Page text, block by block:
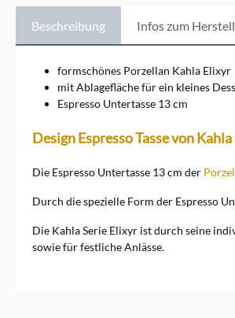
Tastsinn an. Neben Optik und
Haptik kommt aber auch der
Geschmackssinn nicht zu
kurz. Seit der Übernahme der
von Kahla, durch einen
ehemaligen führenden
Mitarbeiter
von&nbsp;Rosenthal
Marke bereits über 100
nationale und internationale
1844 wird in Kahla /
gefertigt. Noch gibt es ein
noch aus DDR Zeiten. Kahla
steht aber heute für
Beschreibung Infos zum
formschönes Porzellan Kahla Elixyr
mit Ablagefläche für ein kleines
Espresso Untertasse 13 cm
Design Espresso Tasse von
Die Espresso Untertasse 13 cm der
Durch die spezielle Form der Espresso
Die Kahla Serie Elixyr ist durch seine
sowie für festliche Anlässe.